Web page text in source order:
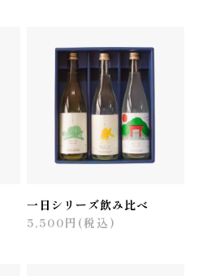
一日シリーズ飲み比べ
5,500円(税込)